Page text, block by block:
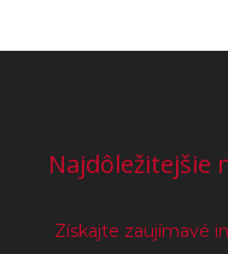
Najdôležitejšie
Získajte zaujímavé